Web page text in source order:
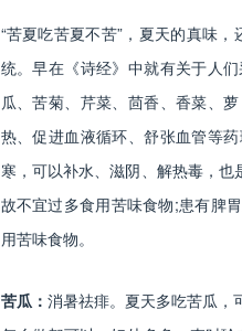
“苦夏吃苦夏不苦”，夏天的真味，
统。早在《诗经》中就有关于人
瓜、苦菊、芹菜、茴香、香菜、
热、促进血液循环、舒张血管等
寒，可以补水、滋阴、解热毒，也
故不宜过多食用苦味食物;患有脾
用苦味食物。
苦瓜： 消暑祛痱。夏天多吃苦瓜，